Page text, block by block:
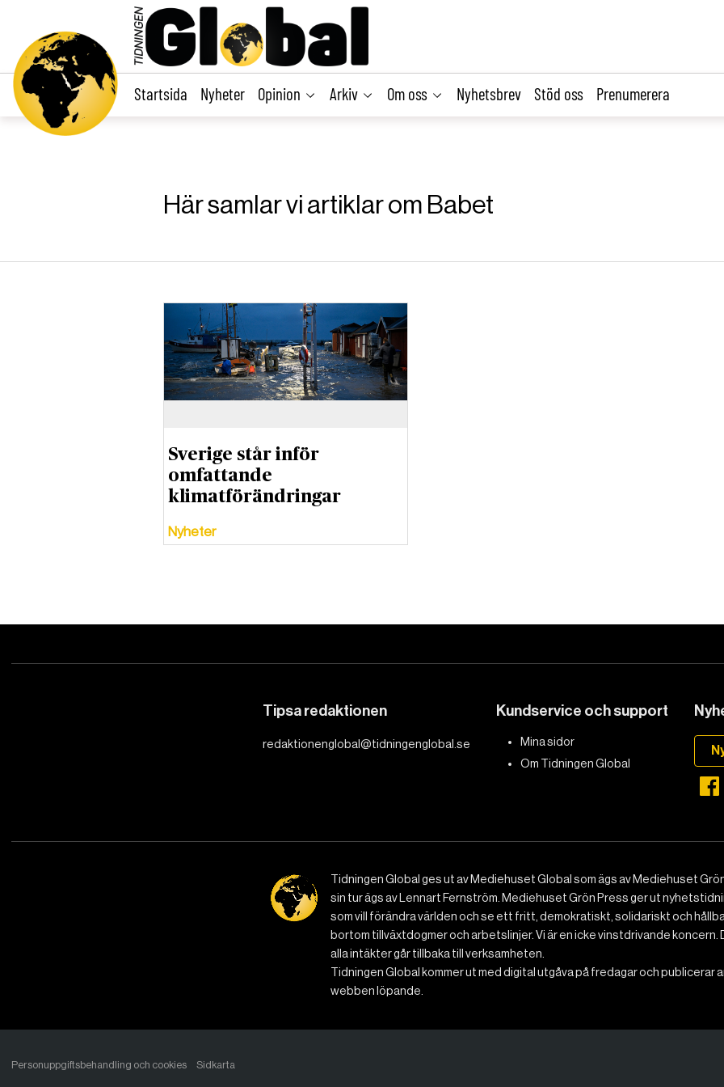
Startsida Nyheter Opinion Arkiv Om oss Nyhetsbrev Stöd oss Prenumerera
Här samlar vi artiklar om Babet
Sverige står inför
omfattande
klimatförändringar
Nyheter
Tipsa redaktionen
redaktionenglobal@tidningenglobal.se
Kundservice och support
Mina sidor
Om Tidningen Global
Tidningen Global ges ut av Mediehuset Global som ägs av Mediehuset
sin tur ägs av Lennart Fernström. Mediehuset Grön Press ger ut
som vill förändra världen och se ett fritt, demokratiskt, solidariskt och
bortom tillväxtdogmer och arbetslinjer. Vi är en icke vinstdrivande koncern.
alla intäkter går tillbaka till verksamheten.
Tidningen Global kommer ut med digital utgåva på fredagar och publicerar
webben löpande.
Personuppgiftsbehandling och cookies Sidkarta